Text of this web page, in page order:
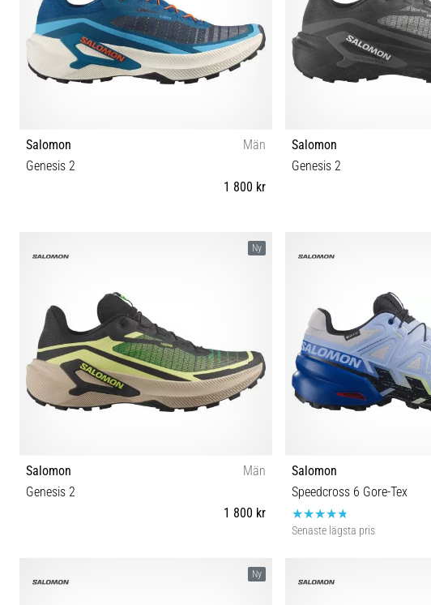
Salomon
Män
Genesis 2
1 800 kr
Salomon
Genesis 2
Ny
Salomon
Män
Genesis 2
1 800 kr
Salomon
Speedcross 6 Gore-Tex
Senaste lägsta pris
Ny